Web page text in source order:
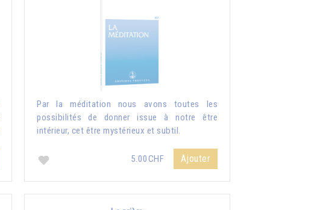
Par la méditation nous avons toutes les
possibilités de donner issue à notre être
intérieur, cet être mystérieux et subtil.
5.00CHF Ajouter